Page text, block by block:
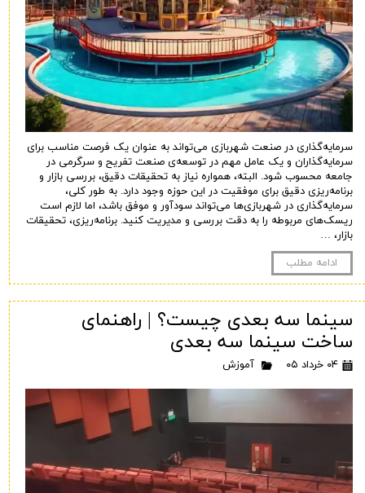
سرمایه‌گذاری در صنعت شهربازی می‌تواند به عنوان یک فرصت مناسب برای
سرمایه‌گذاران و یک عامل مهم در توسعه‌ی صنعت تفریح و سرگرمی در
جامعه محسوب شود. البته، همواره نیاز به تحقیقات دقیق، بررسی بازار و
برنامه‌ریزی دقیق برای موفقیت در این حوزه وجود دارد. به طور کلی،
سرمایه‌گذاری در شهربازی‌ها می‌تواند سودآور و موفق باشد، اما لازم است
ریسک‌های مربوطه را به دقت بررسی و مدیریت کنید. برنامه‌ریزی، تحقیقات
بازار، …
ادامه مطلب
سینما سه بعدی چیست؟ | راهنمای
ساخت سینما سه بعدی
۰۴ خرداد ۰۵ آموزش